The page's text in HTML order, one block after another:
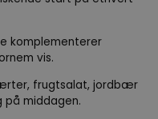
komplementerer
vis.
frugtsalat, jordbær
på middagen.